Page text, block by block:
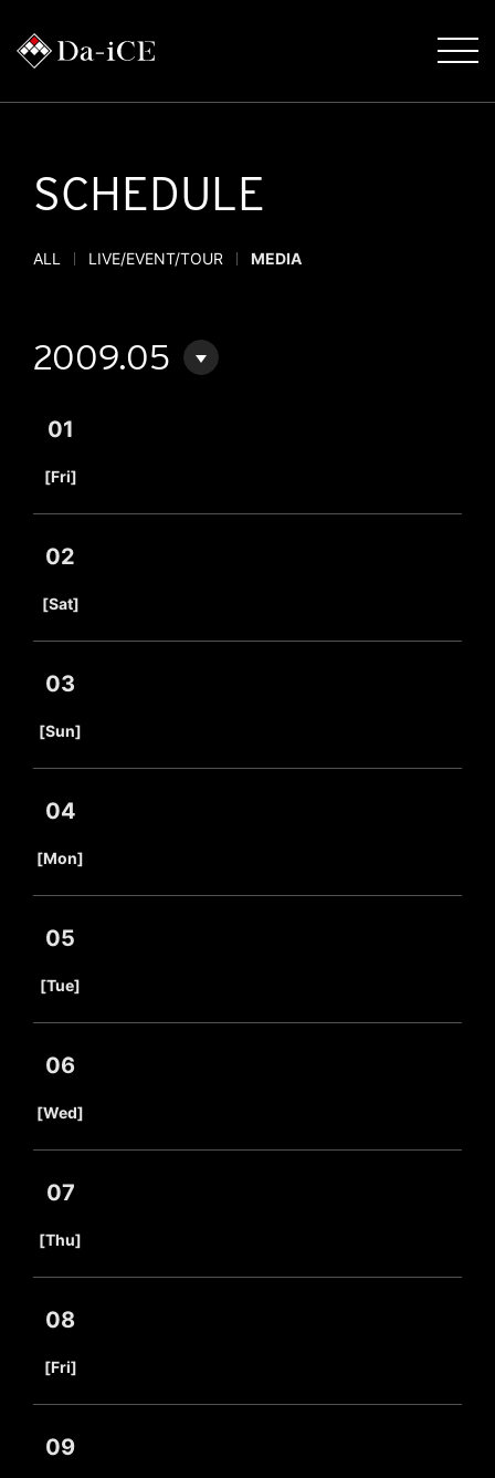
SCHEDULE
ALL LIVE/EVENT/TOUR MEDIA
2009.05
01
[Fri]
02
[Sat]
03
[Sun]
04
[Mon]
05
[Tue]
06
[Wed]
07
[Thu]
08
[Fri]
09